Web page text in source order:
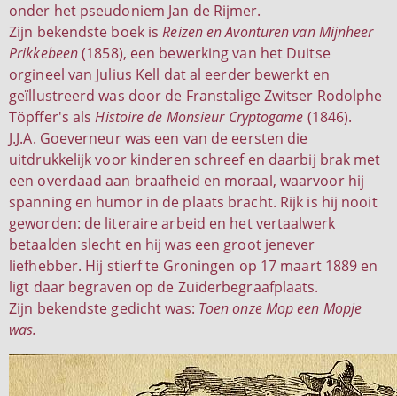
onder het pseudoniem Jan de Rijmer.
Zijn bekendste boek isReizen en Avonturen van Mijnheer
Prikkebeen(1858), een bewerking van het Duitse
orgineel van Julius Kell dat al eerder bewerkt en
geïllustreerd was door de Franstalige Zwitser Rodolphe
Töpffer's alsHistoire de Monsieur Cryptogame (1846).
J.J.A. Goeverneur was een van de eersten die
uitdrukkelijk voor kinderen schreef en daarbij brak met
een overdaad aan braafheid en moraal, waarvoor hij
spanning en humor in de plaats bracht. Rijk is hij nooit
geworden: de literaire arbeid en het vertaalwerk
betaalden slecht en hij was een groot jenever
liefhebber. Hij stierf te Groningen op 17 maart 1889 en
ligt daar begraven op de Zuiderbegraafplaats.
Zijn bekendste gedicht was: Toen onze Mop een Mopje
was.